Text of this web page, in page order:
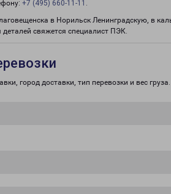
+7 (495) 660-11-11 .
в Норильск Ленинградскую, в
свяжется специалист ПЭК.
город доставки, тип перевозки и вес груза.